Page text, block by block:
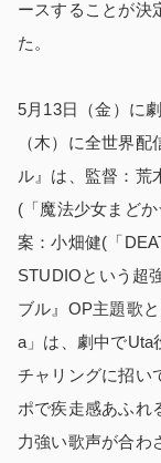
ースすることが決
た。
5月13日（金）に
（木）に全世界
ル』は、監督：荒
(「魔法少女まど
案：小畑健(「
STUDIOという超
ブル』OP主題歌
a」は、劇中でUta
チャリングに招い
ポで疾走感あふれ
力強い歌声が合わ